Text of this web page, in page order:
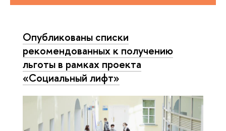
Опубликованы списки
рекомендованных к получению
льготы в рамках проекта
«Социальный лифт»